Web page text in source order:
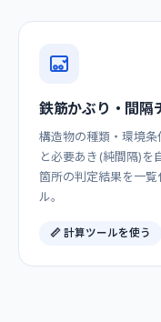
鉄筋かぶり・間隔
構造物の種類・環境条
と必要あき(純間隔)を
箇所の判定結果を一
ル。
📏 計算ツールを使う